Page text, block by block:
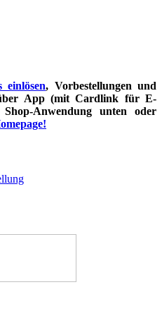
, Vorbestellungen und
App (mit Cardlink für E-
Anwendung unten oder